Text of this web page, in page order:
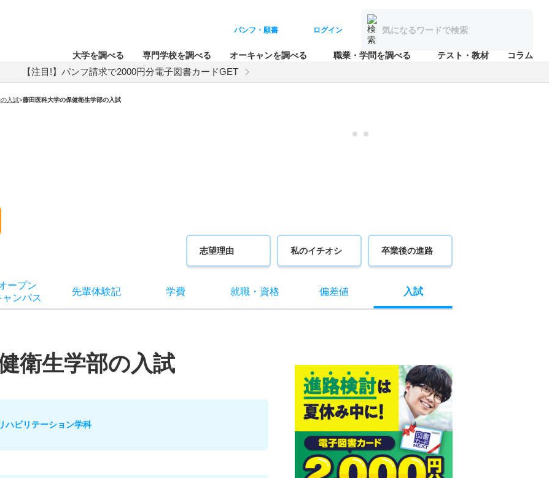
パンフ・願書 ログイン
大学を調べる 専門学校を調べる オーキャンを調べる 職業・学問を調べる テスト・教材 コラム
【注目!】パンフ請求で2000円分電子図書カードGET
の入試>藤田医科大学の保健衛生学部の入試
志望理由 私のイチオシ 卒業後の進路
ープン
ャンパス
先輩体験記 学費 就職・ 資格 偏差値 入試
衛生学部の入試
ハビリテーション学科